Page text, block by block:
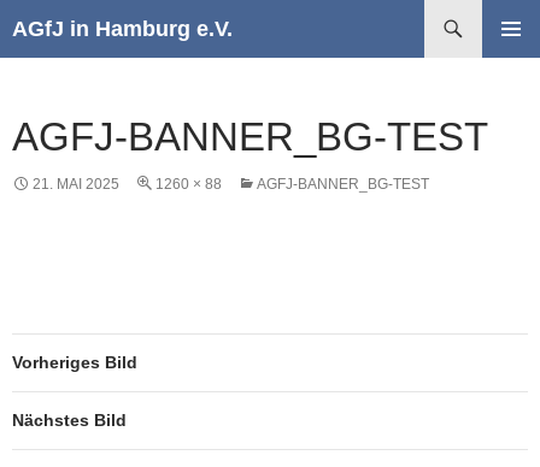
AGfJ in Hamburg e.V.
AGFJ-BANNER_BG-TEST
21. MAI 2025 1260 × 88 AGFJ-BANNER_BG-TEST
Vorheriges Bild
Nächstes Bild